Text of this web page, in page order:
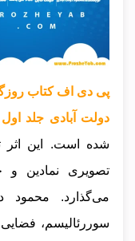
پی دی اف کتاب
دولت آبادی جلد اول
شده است. این اثر
تصویری نمادین
می‌گذارد. محمود
سوررئالیسم،